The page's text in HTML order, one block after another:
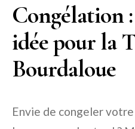
Congélation
idée pour la
Bourdaloue
Envie de congeler